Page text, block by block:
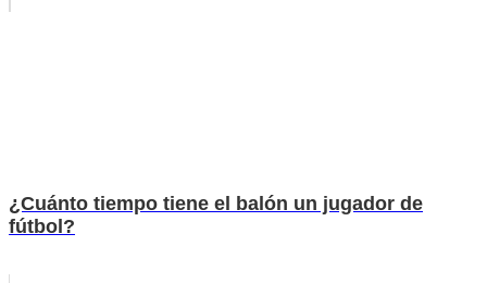
¿Cuánto tiempo tiene el balón un jugador de
fútbol?